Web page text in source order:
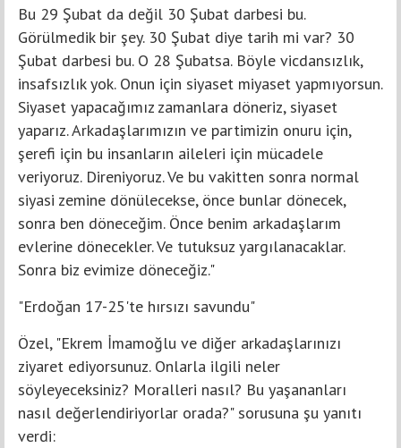
Bu 29 Şubat da değil 30 Şubat darbesi bu.
Görülmedik bir şey. 30 Şubat diye tarih mi var? 30
Şubat darbesi bu. O 28 Şubatsa. Böyle vicdansızlık,
insafsızlık yok. Onun için siyaset miyaset yapmıyorsun.
Siyaset yapacağımız zamanlara döneriz, siyaset
yaparız. Arkadaşlarımızın ve partimizin onuru için,
şerefi için bu insanların aileleri için mücadele
veriyoruz. Direniyoruz. Ve bu vakitten sonra normal
siyasi zemine dönülecekse, önce bunlar dönecek,
sonra ben döneceğim. Önce benim arkadaşlarım
evlerine dönecekler. Ve tutuksuz yargılanacaklar.
Sonra biz evimize döneceğiz."
"Erdoğan 17-25'te hırsızı savundu"
Özel, "Ekrem İmamoğlu ve diğer arkadaşlarınızı
ziyaret ediyorsunuz. Onlarla ilgili neler
söyleyeceksiniz? Moralleri nasıl? Bu yaşananları
nasıl değerlendiriyorlar orada?" sorusuna şu yanıtı
verdi: